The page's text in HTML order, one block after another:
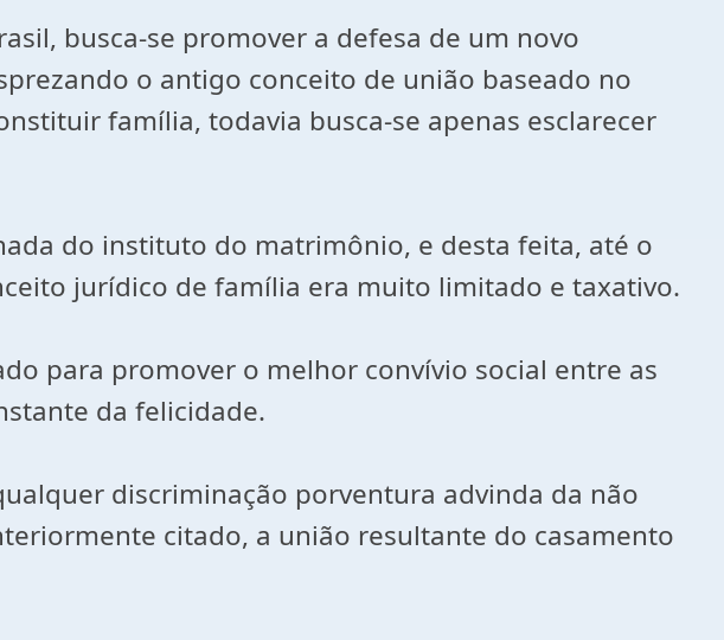
busca-se promover a defesa de um novo
o antigo conceito de união baseado no
família, todavia busca-se apenas esclarecer
do instituto do matrimônio, e desta feita, até o
jurídico de família era muito limitado e taxativo.
para promover o melhor convívio social entre as
da felicidade.
discriminação porventura advinda da não
citado, a união resultante do casamento